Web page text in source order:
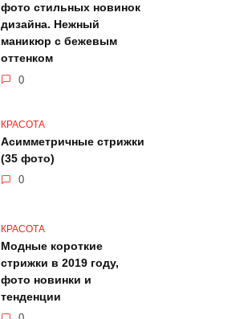
фото стильных новинок
дизайна. Нежный
маникюр с бежевым
оттенком
0
КРАСОТА
Асимметричные стрижки
(35 фото)
0
КРАСОТА
Модные короткие
стрижки в 2019 году,
фото новинки и
тенденции